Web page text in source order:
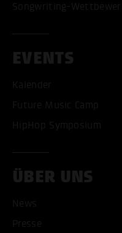
Songwriting-Wettbewerb
EVENTS
Kalender
Future Music Camp
HipHop Symposium
ÜBER UNS
News
Presse